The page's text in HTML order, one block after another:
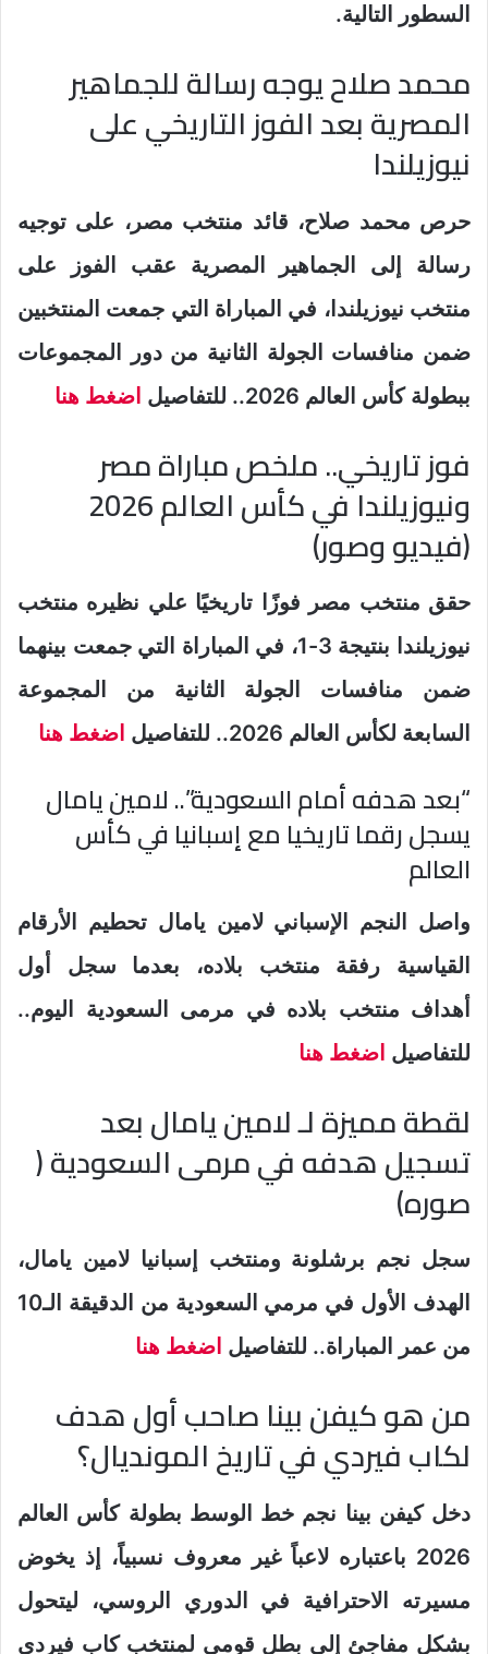
السطور التالية.
محمد صلاح يوجه رسالة للجماهير
المصرية بعد الفوز التاريخي على
نيوزيلندا
حرص محمد صلاح، قائد منتخب مصر، على توجيه
رسالة إلى الجماهير المصرية عقب الفوز على
منتخب نيوزيلندا، في المباراة التي جمعت المنتخبين
ضمن منافسات الجولة الثانية من دور المجموعات
ببطولة كأس العالم 2026.. للتفاصيل
اضغط هنا
فوز تاريخي.. ملخص مباراة مصر
ونيوزيلندا في كأس العالم 2026
(فيديو وصور)
حقق منتخب مصر فوزًا تاريخيًا علي نظيره منتخب
نيوزيلندا بنتيجة 3-1، في المباراة التي جمعت بينهما
ضمن منافسات الجولة الثانية من المجموعة
السابعة لكأس العالم 2026.. للتفاصيل
اضغط هنا
“بعد هدفه أمام السعودية”.. لامين يامال
يسجل رقما تاريخيا مع إسبانيا في كأس
العالم
واصل النجم الإسباني لامين يامال تحطيم الأرقام
القياسية رفقة منتخب بلاده، بعدما سجل أول
أهداف منتخب بلاده في مرمى السعودية اليوم..
للتفاصيل اضغط هنا
لقطة مميزة لـ لامين يامال بعد
تسجيل هدفه في مرمى السعودية (
صوره)
سجل نجم برشلونة ومنتخب إسبانيا لامين يامال،
الهدف الأول في مرمي السعودية من الدقيقة الـ10
من عمر المباراة.. للتفاصيل اضغط هنا
من هو كيفن بينا صاحب أول هدف
لكاب فيردي في تاريخ المونديال؟
دخل كيفن بينا نجم خط الوسط بطولة كأس العالم
2026 باعتباره لاعباً غير معروف نسبياً، إذ يخوض
مسيرته الاحترافية في الدوري الروسي، ليتحول
بشكل مفاجئ إلى بطل قومي لمنتخب كاب فيردي